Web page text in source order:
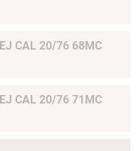
CAL 20/76 68MC
CAL 20/76 71MC